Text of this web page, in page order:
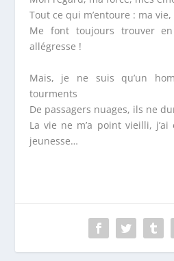
Tout ce qui m’entoure : ma
Me font toujours trouver
allégresse !
Mais, je ne suis qu’un
tourments
De passagers nuages, ils ne
La vie ne m’a point vieilli,
jeunesse…